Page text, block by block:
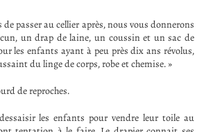
de passer au cellier après, nous vous donnerons
un drap de laine, un coussin et un sac de
les enfants ayant à peu près dix ans révolus,
du linge de corps, robe et chemise. »
de reproches.
les enfants pour vendre leur toile au